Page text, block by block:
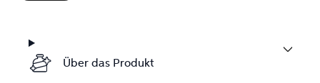
Über das Produkt